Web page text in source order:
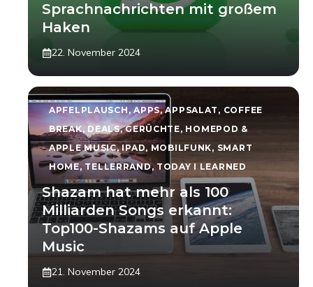
Sprachnachrichten mit großem
Haken
22. November 2024
APFELPLAUSCH,APPS,APPSALAT , COFFEE
BREAK, DEALS,GERÜCHTE, HOMEPOD &
APPLE MUSIC,IPAD, MOBILFUNK, SMART
HOME, TELLERRAND,TODAY I LEARNED
Shazam hat mehr als 100
Milliarden Songs erkannt:
Top100-Shazams auf Apple
Music
21. November 2024